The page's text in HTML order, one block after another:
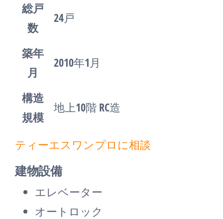
総戸
数
24戸
築年
月
2010年1月
構造
規模
地上10階 RC造
ティーエスワンプロに相談
建物設備
エレベーター
オートロック